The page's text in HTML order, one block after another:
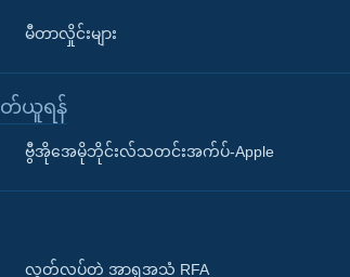
မီတာလှိုင်းများ
တ်ယူရန်
ဗွီအိုအေမိုဘိုင်းလ်သတင်းအက်ပ်-Apple
လွတ်လပ်တဲ့ အာရှအသံ RFA